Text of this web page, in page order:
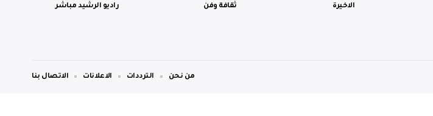
الاخيرة ثقافة وفن راديو الرشيد مباشر
من نحن الترددات الاعلانات الاتصال بنا